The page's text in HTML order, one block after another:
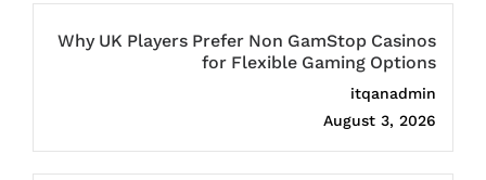
Why UK Players Prefer Non GamStop Casinos
for Flexible Gaming Options
itqanadmin
August 3, 2026